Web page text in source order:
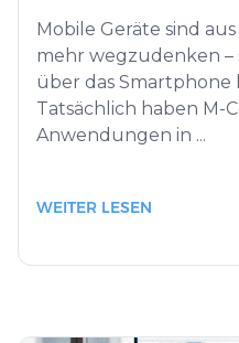
Mobile Geräte sind
mehr wegzudenken –
über das Smartphone
Tatsächlich haben M-
Anwendungen in ...
WEITER LESEN